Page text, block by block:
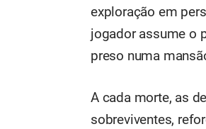
exploração em
jogador assume o
preso numa
A cada morte, as
sobreviventes,